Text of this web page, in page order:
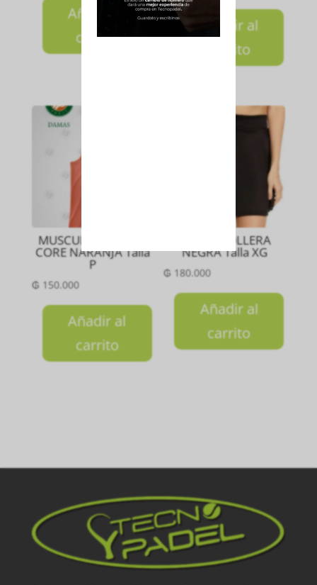
Añadir al
carrito
Añadir al
carrito
MUSCULOSA DAMA
CORE NARANJA Talla
P
₲150.000
Añadir al
carrito
SHORT POLLERA
NEGRA Talla XG
₲ 180.000
Añadir al
carrito